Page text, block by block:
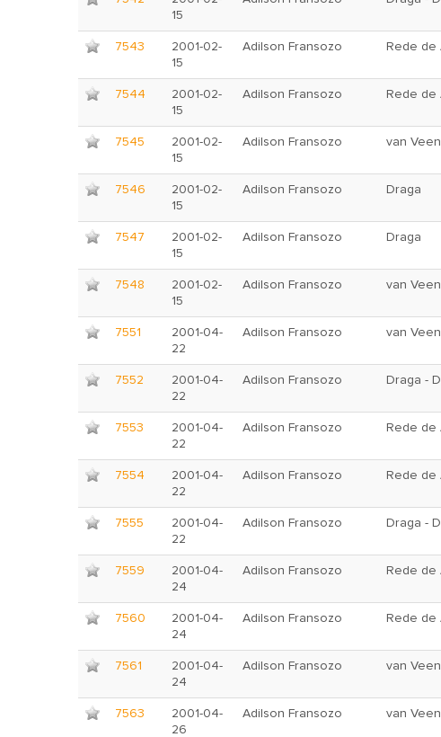
15
7543
2001-02-
15
Adilson Fransozo Rede de
7544
2001-02-
15
Adilson Fransozo Rede de
7545
2001-02-
15
Adilson Fransozo van
7546
2001-02-
15
Adilson Fransozo Draga
7547
2001-02-
15
Adilson Fransozo Draga
7548
2001-02-
15
Adilson Fransozo van
7551
2001-04-
22
Adilson Fransozo van
7552
2001-04-
22
Adilson Fransozo Draga -
7553
2001-04-
22
Adilson Fransozo Rede de
7554
2001-04-
22
Adilson Fransozo Rede de
7555
2001-04-
22
Adilson Fransozo Draga -
7559
2001-04-
24
Adilson Fransozo Rede de
7560
2001-04-
24
Adilson Fransozo Rede de
7561
2001-04-
24
Adilson Fransozo van
7563
2001-04-
26
Adilson Fransozo van